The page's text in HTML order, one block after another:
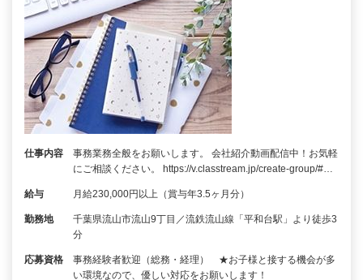
仕事内容
事務業務全般をお願いします。 会社紹介動画配信中！お気軽
にご相談ください。 https://v.classtream.jp/create-group/#…
給与 月給230,000円以上（賞与年3.5ヶ月分）
勤務地
千葉県流山市流山9丁目／流鉄流山線「平和台駅」より徒歩3
分
応募資格
事務経験者歓迎（総務・経理） ★お子様と接する機会が多
い環境なので、優しい対応をお願いします！